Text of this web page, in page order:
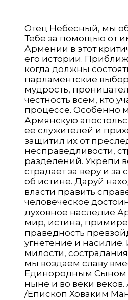
Отец Небесный, мы
Тебе за помощью от
Армении в этот
его истории.
когда должны
парламентские
мудрость,
честность всем, кто
процессе. Особенно
Армянскую
ее служителей и
защитил их от
несправедливости,
разделений. Укрепи
страдает за веру и за
об истине. Даруй
власти править
человеческое
духовное наследие
мир, истина,
праведность
угнетение и насилие.
милости,
мы воздаем славу
Единородным Сыном
ныне и во веки
/Епископ Ховаким